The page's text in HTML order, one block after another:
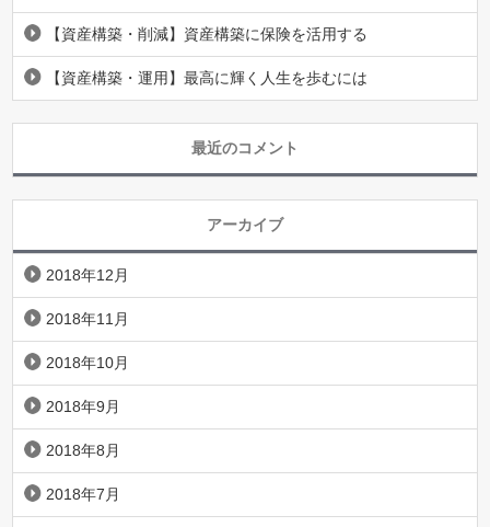
【資産構築・削減】資産構築に保険を活用する
【資産構築・運用】最高に輝く人生を歩むには
最近のコメント
アーカイブ
2018年12月
2018年11月
2018年10月
2018年9月
2018年8月
2018年7月